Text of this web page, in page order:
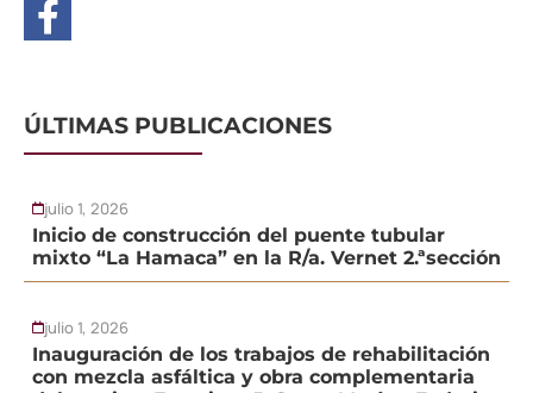
ÚLTIMAS PUBLICACIONES
julio 1, 2026
Inicio de construcción del puente tubular
mixto “La Hamaca” en la R/a. Vernet 2.ªsección
julio 1, 2026
Inauguración de los trabajos de rehabilitación
con mezcla asfáltica y obra complementaria